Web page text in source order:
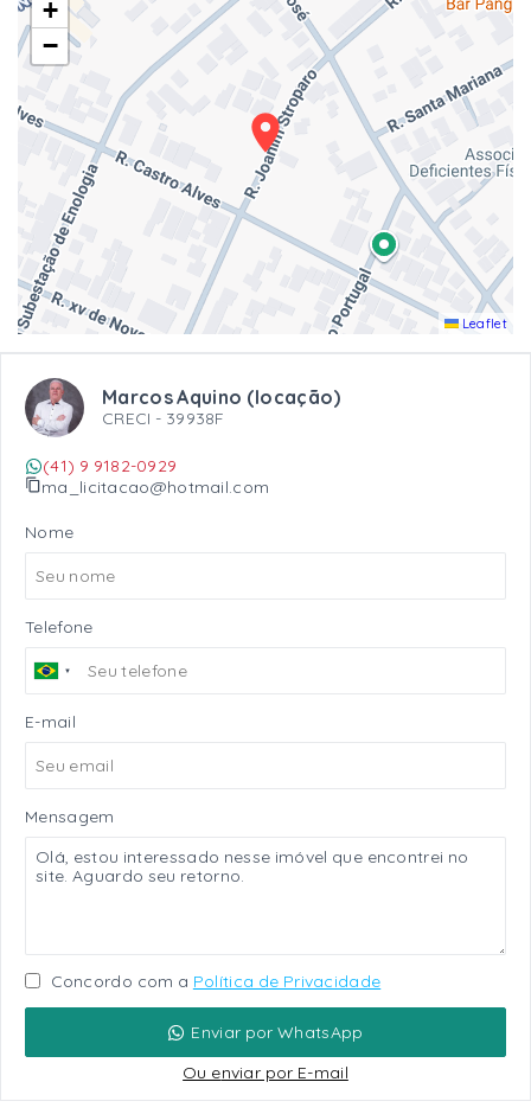
+
−
Leaflet
Marcos Aquino (locação)
CRECI - 39938F
(41) 9 9182-0929
ma_licitacao@hotmail.com
Nome
Telefone
E-mail
Mensagem
Concordo com a Política de Privacidade
Enviar por WhatsApp
Ou enviar por E-mail